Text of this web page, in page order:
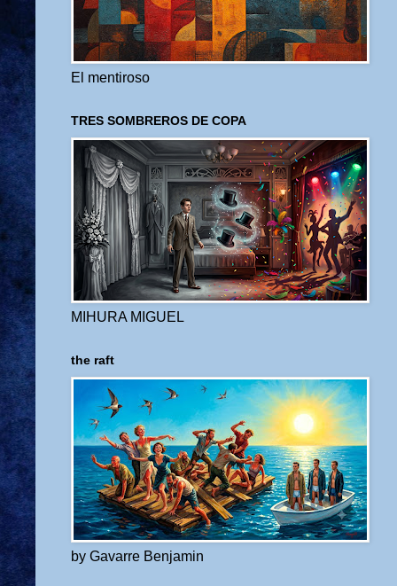
El mentiroso
TRES SOMBREROS DE COPA
MIHURA MIGUEL
the raft
by Gavarre Benjamin